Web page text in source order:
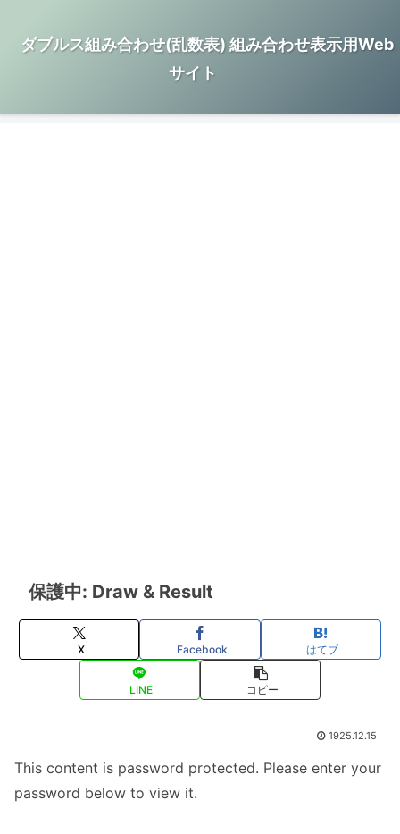
ダブルス組み合わせ(乱数表) 組み合わせ表示用Web
サイト
保護中: Draw & Result
X Facebook はてブ
LINE コピー
1925.12.15
This content is password protected. Please enter your
password below to view it.